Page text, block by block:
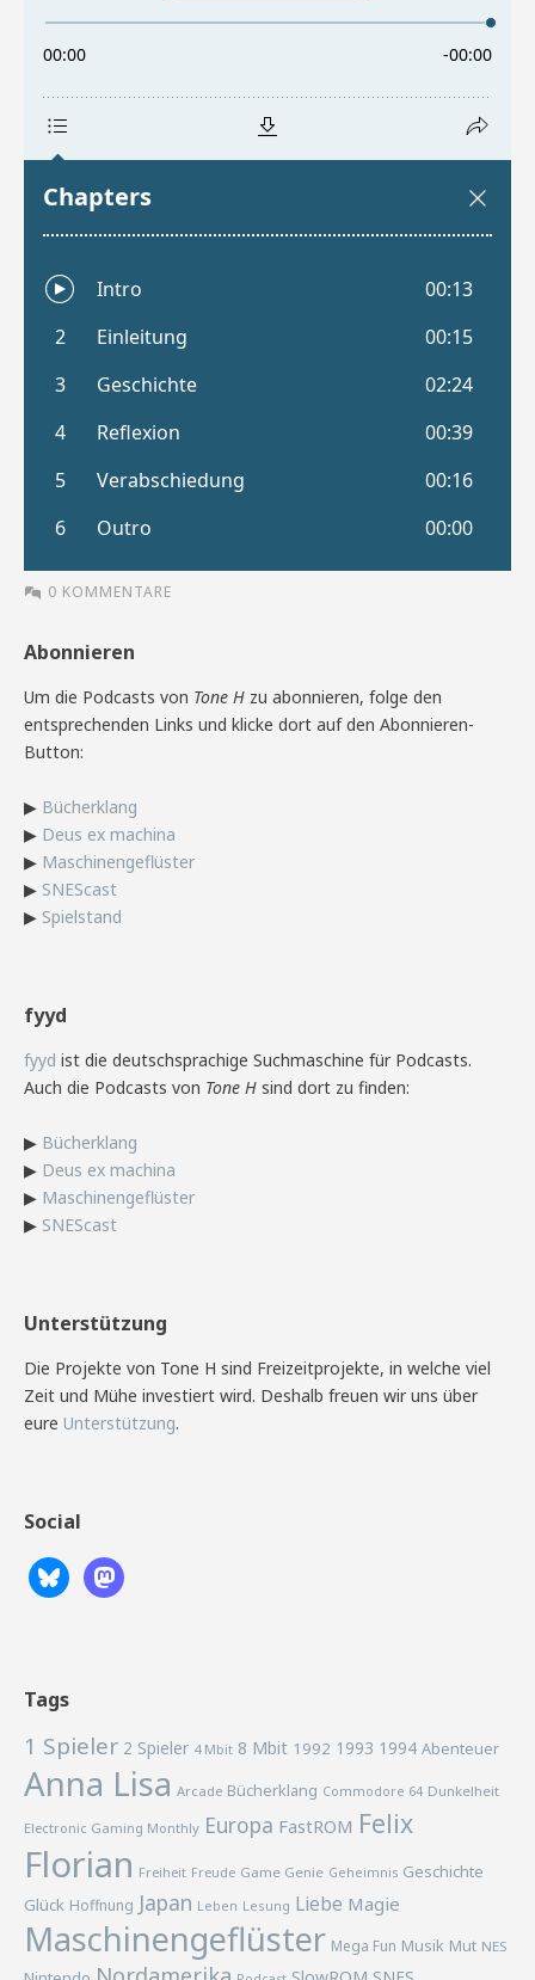
0 KOMMENTARE
Abonnieren
Um die Podcasts von Tone H zu abonnieren, folge den
entsprechenden Links und klicke dort auf den Abonnieren-
Button:
▶ Bücherklang
▶ Deus ex machina
▶ Maschinengeflüster
▶ SNEScast
▶ Spielstand
fyyd
fyyd ist die deutschsprachige Suchmaschine für Podcasts.
Auch die Podcasts von Tone H sind dort zu finden:
▶ Bücherklang
▶ Deus ex machina
▶ Maschinengeflüster
▶ SNEScast
Unterstützung
Die Projekte von Tone H sind Freizeitprojekte, in welche viel
Zeit und Mühe investiert wird. Deshalb freuen wir uns über
eure Unterstützung.
Social
Tags
1 Spieler 2 Spieler 4 Mbit 8 Mbit 1992 1993 1994 Abenteuer
Anna Lisa Arcade Bücherklang Commodore 64 Dunkelheit
Electronic Gaming Monthly Europa FastROM Felix
Florian Freiheit Freude Game Genie Geheimnis Geschichte
Glück Hoffnung Japan Leben Lesung Liebe Magie
Maschinengeflüster Mega Fun Musik Mut NES